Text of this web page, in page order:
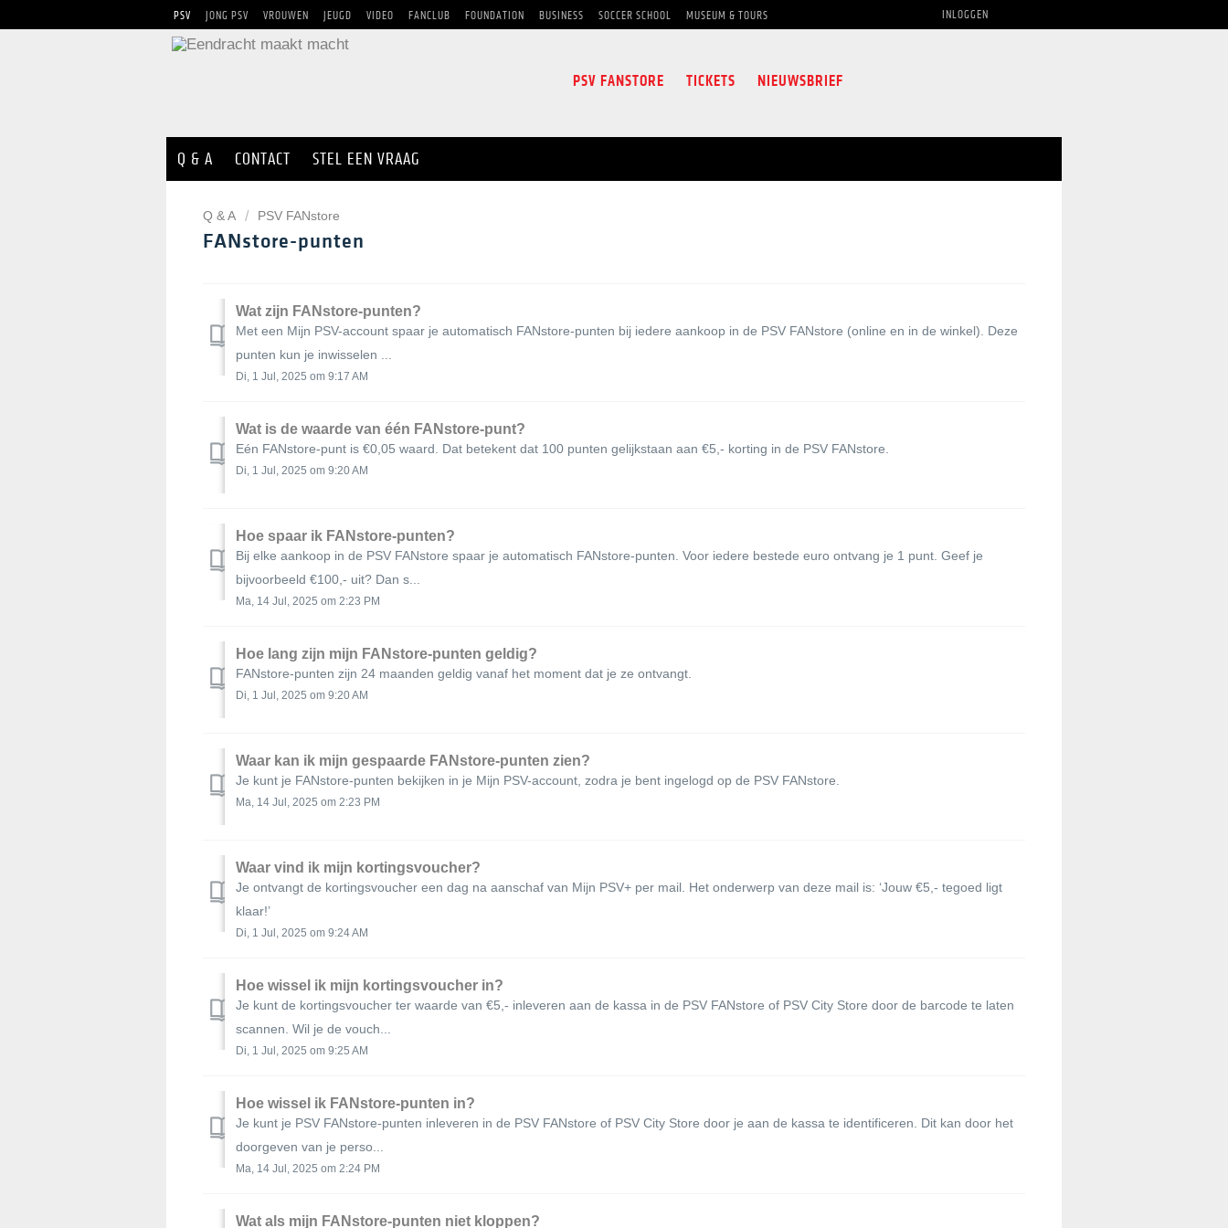
PSV JONG PSV VROUWEN JEUGD VIDEO FANCLUB FOUNDATION BUSINESS SOCCER SCHOOL MUSEUM & TOURS INLOGGEN
PSV FANSTORE TICKETS NIEUWSBRIEF
Q & A CONTACT STEL EEN VRAAG
Q & A PSV FANstore
FANstore-punten
Wat zijn FANstore-punten?
Met een Mijn PSV-account spaar je automatisch FANstore-punten bij iedere aankoop in de PSV FANstore (online en in de winkel). Deze
punten kun je inwisselen ...
Di, 1 Jul, 2025 om 9:17 AM
Wat is de waarde van één FANstore-punt?
Eén FANstore-punt is €0,05 waard. Dat betekent dat 100 punten gelijkstaan aan €5,- korting in de PSV FANstore.
Di, 1 Jul, 2025 om 9:20 AM
Hoe spaar ik FANstore-punten?
Bij elke aankoop in de PSV FANstore spaar je automatisch FANstore-punten. Voor iedere bestede euro ontvang je 1 punt. Geef je
bijvoorbeeld €100,- uit? Dan s...
Ma, 14 Jul, 2025 om 2:23 PM
Hoe lang zijn mijn FANstore-punten geldig?
FANstore-punten zijn 24 maanden geldig vanaf het moment dat je ze ontvangt.
Di, 1 Jul, 2025 om 9:20 AM
Waar kan ik mijn gespaarde FANstore-punten zien?
Je kunt je FANstore-punten bekijken in je Mijn PSV-account, zodra je bent ingelogd op de PSV FANstore.
Ma, 14 Jul, 2025 om 2:23 PM
Waar vind ik mijn kortingsvoucher?
Je ontvangt de kortingsvoucher een dag na aanschaf van Mijn PSV+ per mail. Het onderwerp van deze mail is: ‘Jouw €5,- tegoed ligt
klaar!’
Di, 1 Jul, 2025 om 9:24 AM
Hoe wissel ik mijn kortingsvoucher in?
Je kunt de kortingsvoucher ter waarde van €5,- inleveren aan de kassa in de PSV FANstore of PSV City Store door de barcode te laten
scannen. Wil je de vouch...
Di, 1 Jul, 2025 om 9:25 AM
Hoe wissel ik FANstore-punten in?
Je kunt je PSV FANstore-punten inleveren in de PSV FANstore of PSV City Store door je aan de kassa te identificeren. Dit kan door het
doorgeven van je perso...
Ma, 14 Jul, 2025 om 2:24 PM
Wat als mijn FANstore-punten niet kloppen?